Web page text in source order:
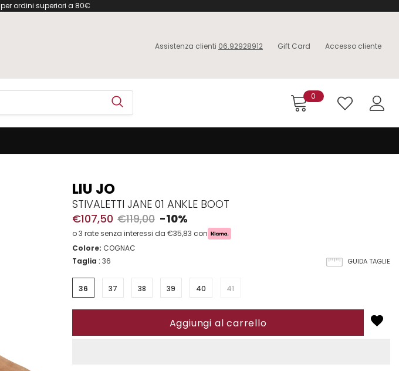
ordini superiori a 80€
Assistenza clienti 06.92928912 Gift Card Accesso cliente
0
LIU JO
STIVALETTI JANE 01 ANKLE BOOT
€107,50 €119,00 -10%
o 3 rate senza interessi da €35,83 con
Colore: COGNAC
GUIDA TAGLIE
Taglia : 36
36 37 38 39 40 41